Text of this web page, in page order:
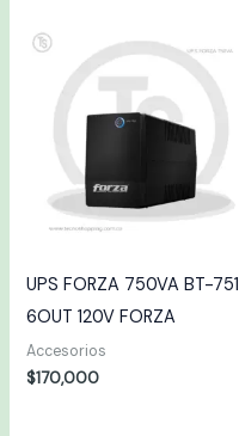
UPS FORZA 750VA BT-751
6OUT 120V FORZA
Accesorios
$170,000